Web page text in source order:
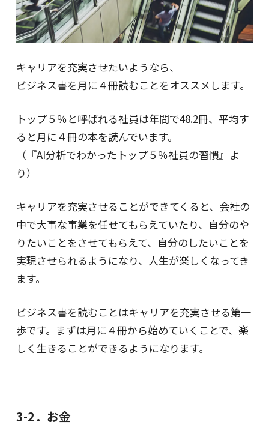
キャリアを充実させたいようなら、
ビジネス書を月に４冊読むことをオススメします。
トップ５％と呼ばれる社員は年間で48.2冊、平均す
ると月に４冊の本を読んでいます。
（『AI分析でわかったトップ５％社員の習慣』よ
り）
キャリアを充実させることができてくると、会社の
中で大事な事業を任せてもらえていたり、自分のや
りたいことをさせてもらえて、自分のしたいことを
実現させられるようになり、人生が楽しくなってき
ます。
ビジネス書を読むことはキャリアを充実させる第一
歩です。まずは月に４冊から始めていくことで、楽
しく生きることができるようになります。
3-2．お金